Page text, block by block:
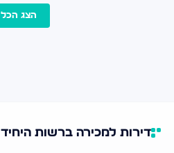
הצג הכל
דירות למכירה ברשות היחיד